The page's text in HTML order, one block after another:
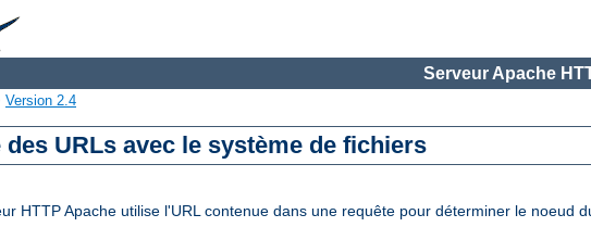
Serveur Apache
Version 2.4
URLs avec le système de fichiers
HTTP Apache utilise l'URL contenue dans une requête pour déterminer le noeud